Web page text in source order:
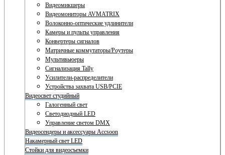
Видеомикшеры
Видеомониторы AVMATRIX
Волоконно-оптические удлинители
Камеры и пульты управления
Конвертеры сигналов
Матричные коммутаторы/Роутеры
Мультивьюеры
Сигнализация Tally
Усилители-распределители
Устройства захвата USB/PCIE
Видеосвет студийный
Галогенный свет
Светодиодный LED
Управление светом DMX
Видеосендеры и аксессуары Accsoon
Накамерный свет LED
Стойки для видеосъемки